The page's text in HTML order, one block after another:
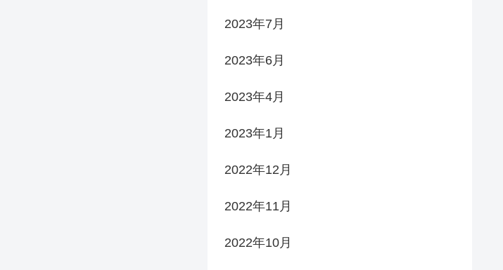
2023年7月
2023年6月
2023年4月
2023年1月
2022年12月
2022年11月
2022年10月